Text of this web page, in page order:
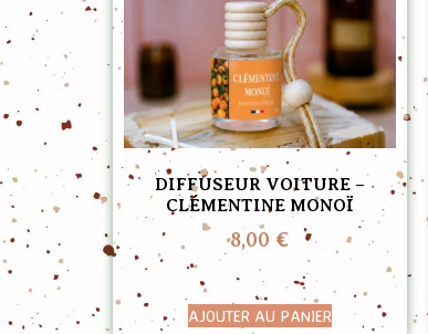
DIFFUSEUR VOITURE –
CLÉMENTINE MONOÏ
8,00 €
AJOUTER AU PANIER